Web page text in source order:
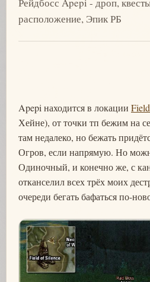
расположение, Эпик РБ
Apepi находится в локации
Хейне), от точки тп бежим на
там недалеко, но бежать
Огров, если напрямую. Но
Одиночный, и конечно же, с
отканселил всех трёх моих
очереди бегать бафаться по-